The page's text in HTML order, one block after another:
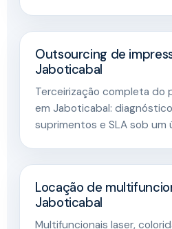
Outsourcing de
Jaboticabal
Terceirização completa do
em Jaboticabal:
suprimentos e SLA sob um
Locação de
Jaboticabal
Multifuncionais laser,